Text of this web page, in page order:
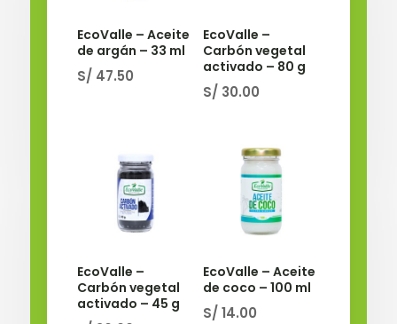
EcoValle – Aceite
de argán – 33 ml
S/ 47.50
EcoValle –
Carbón vegetal
activado – 80 g
S/ 30.00
EcoValle –
Carbón vegetal
activado – 45 g
EcoValle – Aceite
de coco – 100 ml
S/14.00